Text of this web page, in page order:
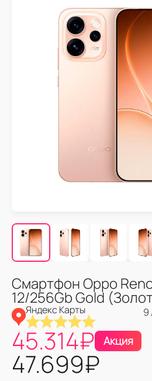
Смартфон Oppo
12/256Gb Gold
Яндекс Карты 9
45.314₽ Акция
47.699₽